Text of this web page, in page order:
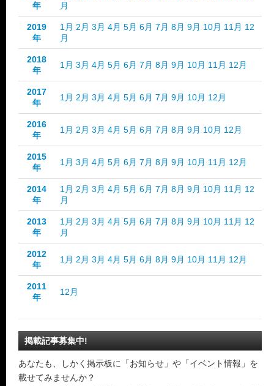
年
月
2019
年
1月 2月 3月 4月 5月 6月 7月 8月 9月 10月 11月 12
月
2018
年
1月 3月 4月 5月 6月 7月 8月 9月 10月 11月 12月
2017
年
1月 2月 3月 4月 5月 6月 7月 9月 10月 12月
2016
年
1月 2月 3月 4月 5月 6月 7月 8月 9月 10月 12月
2015
年
1月 3月 4月 5月 6月 7月 8月 9月 10月 11月 12月
2014
年
1月 2月 3月 4月 5月 6月 7月 8月 9月 10月 11月 12
月
2013
年
1月 2月 3月 4月 5月 6月 7月 8月 9月 10月 11月 12
月
2012
年
1月 2月 3月 4月 5月 6月 8月 9月 10月 11月 12月
2011
年
12月
掲載記事募集中!
あなたも、しかく掲示板に「お知らせ」や「イベント情報」を
載せてみませんか？